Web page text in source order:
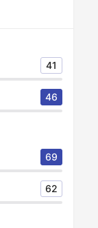
41
46
69
62